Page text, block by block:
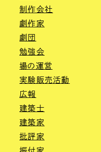
制作会社
劇作家
劇団
勉強会
場の運営
実験販売活動
広報
建築士
建築家
批評家